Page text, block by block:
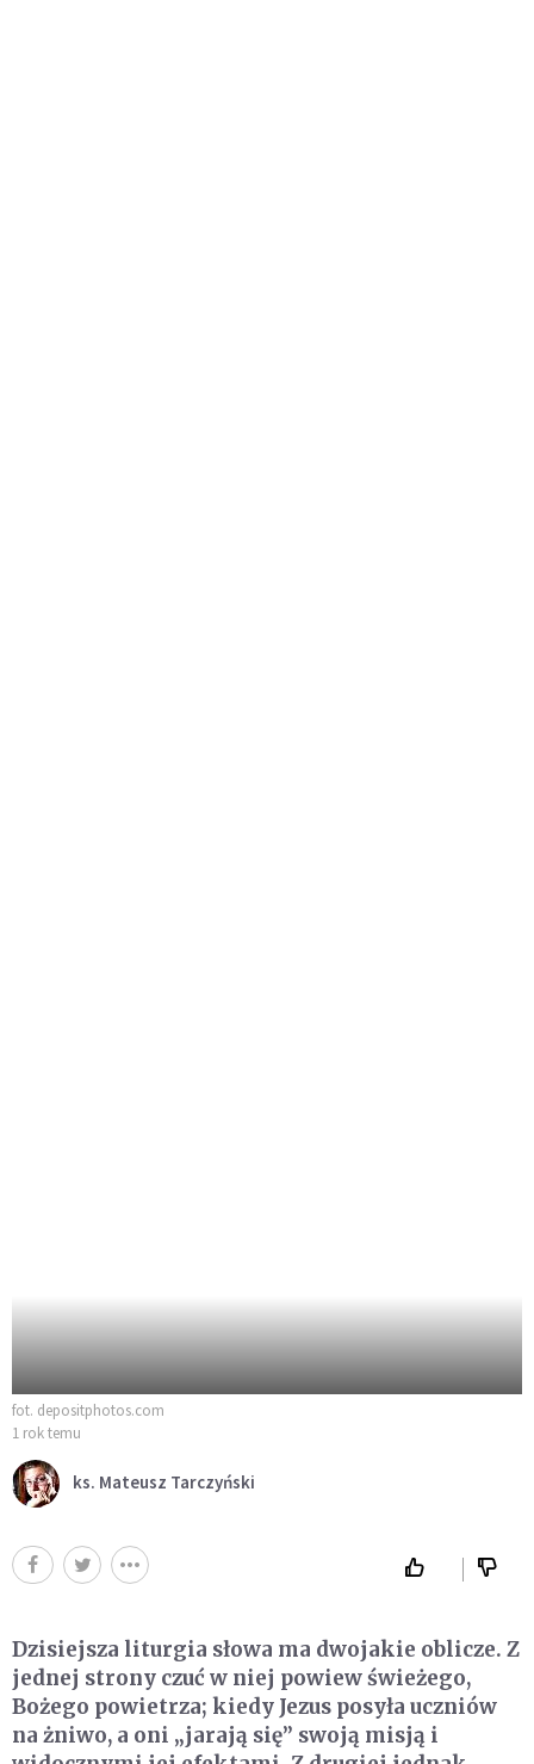
fot. depositphotos.com
1 rok temu
ks. Mateusz Tarczyński
Dzisiejsza liturgia słowa ma dwojakie oblicze. Z
jednej strony czuć w niej powiew świeżego,
Bożego powietrza; kiedy Jezus posyła uczniów
na żniwo, a oni „jarają się” swoją misją i